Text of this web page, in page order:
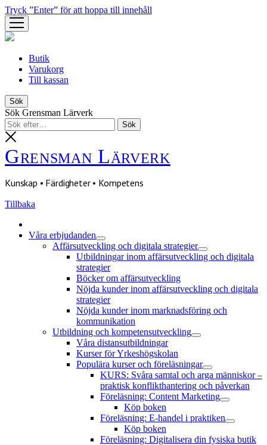
Tryck ”Enter” för att hoppa till innehåll
öppna
meny
Butik
Varukorg
Till kassan
Sök
Sök Grensman Lärverk
Grensman Lärverk
Kunskap • Färdigheter • Kompetens
Tillbaka
Våra erbjudanden
öppna
meny
Affärsutveckling och digitala strategier
öppna
meny
Utbildningar inom affärsutveckling och digitala
strategier
Böcker om affärsutveckling
Nöjda kunder inom affärsutveckling och digitala
strategier
Nöjda kunder inom marknadsföring och
kommunikation
Utbildning och kompetensutveckling
öppna
Våra distansutbildningar
Kurser för Yrkeshögskolan
Populära kurser och föreläsningar
öppna
meny
KURS: Svåra samtal och arga människor –
praktisk konflikthantering och påverkan
Föreläsning: Content Marketing
öppna
Köp boken
Föreläsning: E-handel i praktiken
öppna
meny
Köp boken
Föreläsning: Digitalisera din fysiska butik